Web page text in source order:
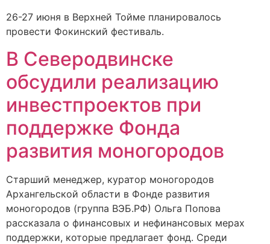
26-27 июня в Верхней Тойме планировалось
провести Фокинский фестиваль.
В Северодвинске
обсудили реализацию
инвестпроектов при
поддержке Фонда
развития моногородов
Старший менеджер, куратор моногородов
Архангельской области в Фонде развития
моногородов (группа ВЭБ.РФ) Ольга Попова
рассказала о финансовых и нефинансовых мерах
поддержки, которые предлагает фонд. Среди